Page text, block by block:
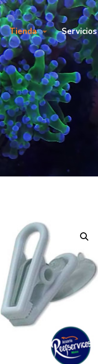
Tienda Servicios